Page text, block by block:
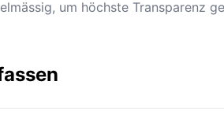
um höchste Transparenz